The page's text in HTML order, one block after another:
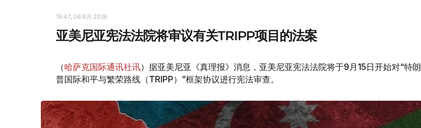
19:47, 06 8月 2026
亚美尼亚宪法法院将审议有关TRIPP项目的法案
（哈萨克国际通讯社讯）据亚美尼亚《真理报》消息，亚美尼亚宪法法院将于9月15日开始对“特朗
普国际和平与繁荣路线（TRIPP）”框架协议进行宪法审查。